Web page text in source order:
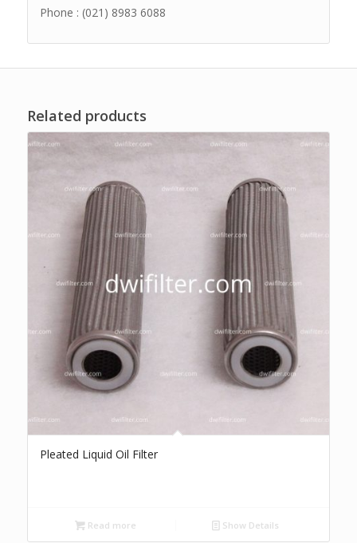
Phone : (021) 8983 6088
Related products
Pleated Liquid Oil Filter
Read more Show Details